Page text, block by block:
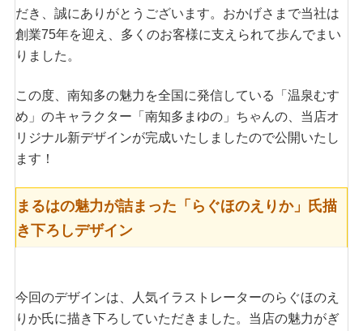
だき、誠にありがとうございます。おかげさまで当社は
創業75年を迎え、多くのお客様に支えられて歩んでまい
りました。
この度、南知多の魅力を全国に発信している「温泉むす
め」のキャラクター「南知多まゆの」ちゃんの、当店オ
リジナル新デザインが完成いたしましたので公開いたし
ます！
まるはの魅力が詰まった「らぐほのえりか」氏描
き下ろしデザイン
今回のデザインは、人気イラストレーターのらぐほのえ
りか氏に描き下ろしていただきました。当店の魅力がぎ